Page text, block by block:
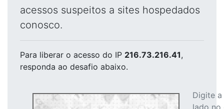
acessos suspeitos a sites hospedados
conosco.
Para liberar o acesso do IP 216.73.216.41,
responda ao desafio abaixo.
Digite
lado no